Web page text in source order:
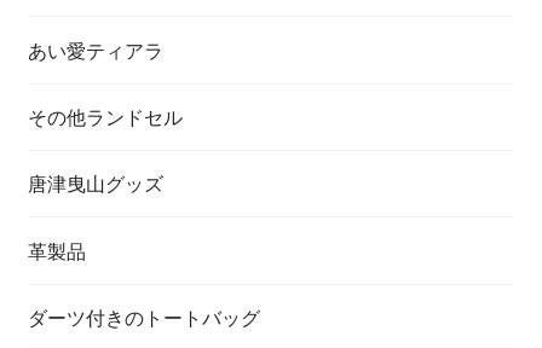
あい愛ティアラ
その他ランドセル
唐津曳山グッズ
革製品
ダーツ付きのトートバッグ